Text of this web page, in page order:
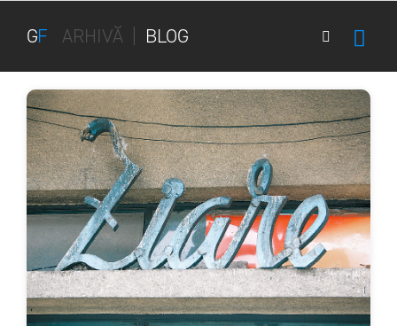
GF ARHIVĂ BLOG